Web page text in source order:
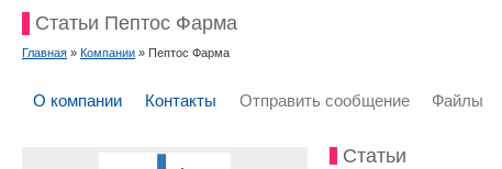
Статьи Пептос Фарма
Главная » Компании » Пептос Фарма
О компании Контакты Отправить сообщение Файлы
Статьи